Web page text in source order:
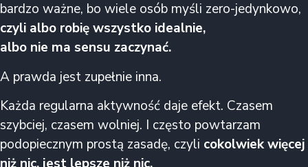
bardzo ważne, bo wiele osób myśli zero-jedynkowo,
czyli albo robię wszystko idealnie,
albo nie ma sensu zaczynać.
A prawda jest zupełnie inna.
Każda regularna aktywność daje efekt. Czasem
szybciej, czasem wolniej. I często powtarzam
podopiecznym prostą zasadę, czyli cokolwiek więcej